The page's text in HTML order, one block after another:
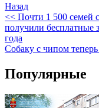
Назад
<< Почти 1 500 семей
получили бесплатные
года
Собаку с чипом
Популярные